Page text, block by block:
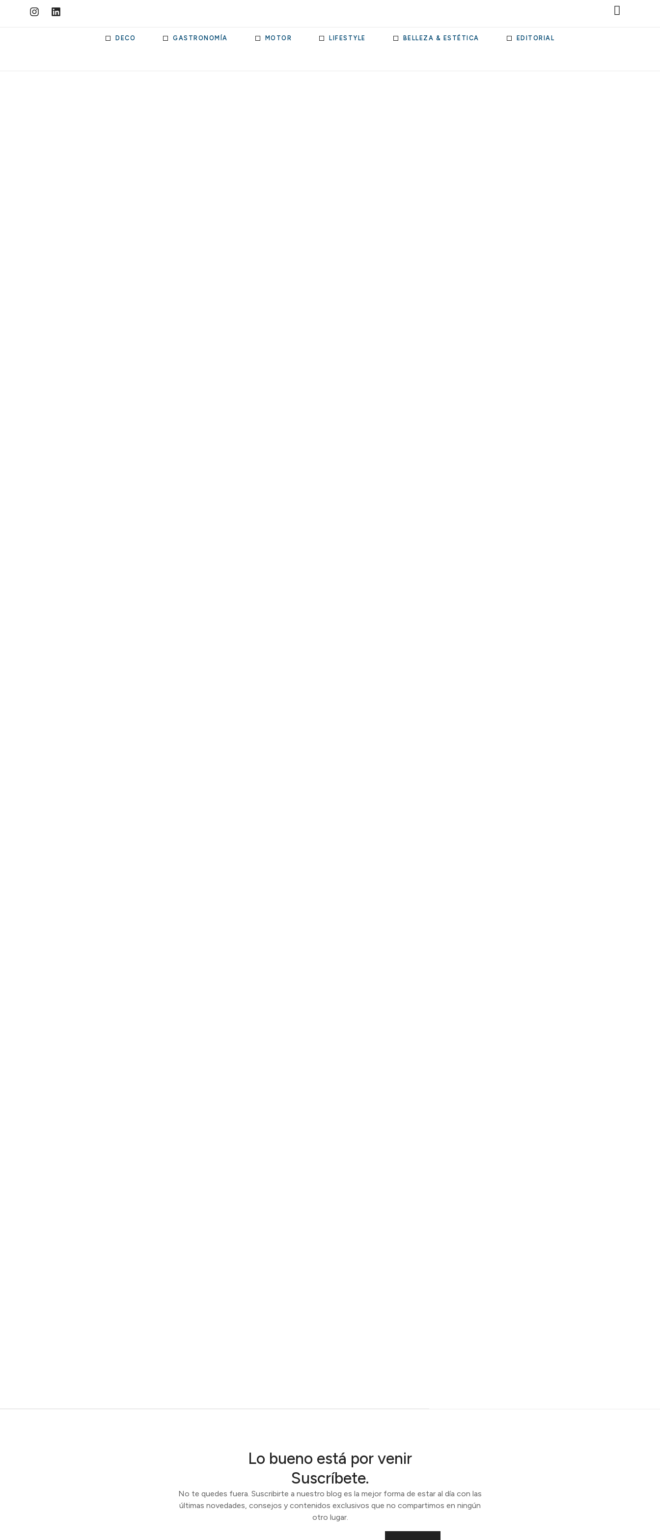
DECO GASTRONOMÍA MOTOR LIFESTYLE BELLEZA & ESTÉTICA EDITORIAL
Lo bueno está por venir
Suscríbete.
No te quedes fuera. Suscribirte a nuestro blog es la mejor forma de estar al día con las
últimas novedades, consejos y contenidos exclusivos que no compartimos en ningún
otro lugar.